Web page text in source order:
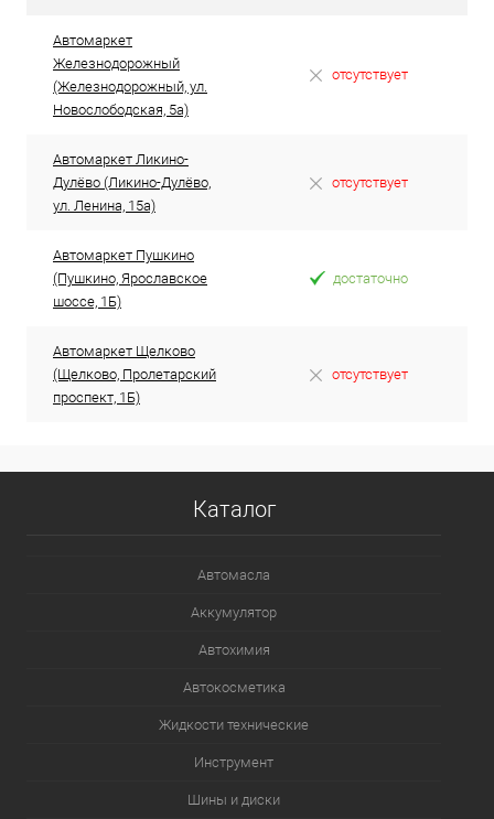
Автомаркет
Железнодорожный
(Железнодорожный, ул.
Новослободская, 5а)
отсутствует
Автомаркет Ликино-
Дулёво (Ликино-Дулёво,
ул. Ленина, 15а)
отсутствует
Автомаркет Пушкино
(Пушкино, Ярославское
шоссе, 1Б)
достаточно
Автомаркет Щелково
(Щелково, Пролетарский
проспект, 1Б)
отсутствует
Каталог
Автомасла
Аккумулятор
Автохимия
Автокосметика
Жидкости технические
Инструмент
Шины и диски